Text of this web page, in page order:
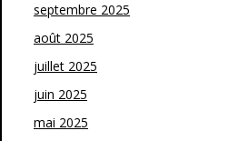
septembre 2025
août 2025
juillet 2025
juin 2025
mai 2025